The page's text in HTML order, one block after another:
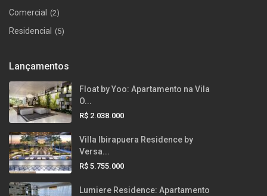
Comercial (2)
Residencial (5)
Lançamentos
Float by Yoo: Apartamento na Vila
O...
R$ 2.038.000
Villa Ibirapuera Residence by
Versa...
R$ 5.755.000
Lumiere Residence: Apartamento